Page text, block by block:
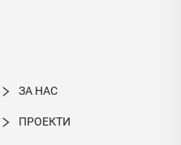
ЗА НАС
ПРОЕКТИ